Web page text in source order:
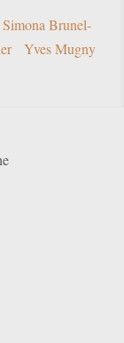
Simona Brunel-
Yves Mugny